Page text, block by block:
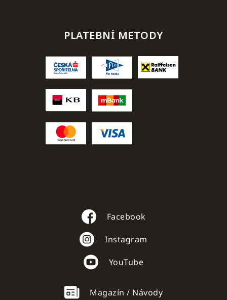
PLATEBNÍ METODY
Facebook
Instagram
YouTube
Magazín / Návody